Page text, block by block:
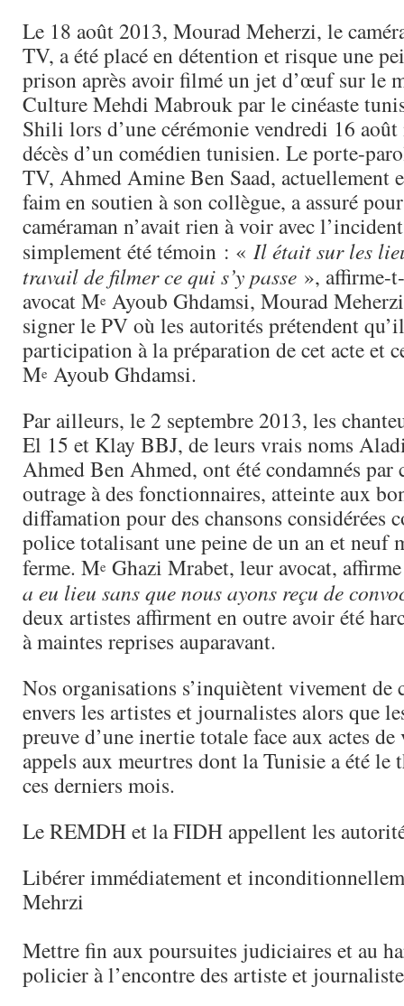
Le 18 août 2013, Mourad Meherzi, le
TV, a été placé en détention et risque une
prison après avoir filmé un jet d’œuf sur le
Culture Mehdi Mabrouk par le cinéaste
Shili lors d’une cérémonie vendredi 16
décès d’un comédien tunisien. Le porte-
TV, Ahmed Amine Ben Saad, actuellement
faim en soutien à son collègue, a assuré
caméraman n’avait rien à voir avec
simplement été témoin : « Il était sur les
travail de filmer ce qui s’y passe », affirme-
avocat Me Ayoub Ghdamsi, Mourad
signer le PV où les autorités prétendent
participation à la préparation de cet acte et
Me Ayoub Ghdamsi.
Par ailleurs, le 2 septembre 2013, les
El 15 et Klay BBJ, de leurs vrais noms
Ahmed Ben Ahmed, ont été condamnés par
outrage à des fonctionnaires, atteinte aux
diffamation pour des chansons considérées
police totalisant une peine de un an et neuf
ferme. Me Ghazi Mrabet, leur avocat,
a eu lieu sans que nous ayons reçu de
deux artistes affirment en outre avoir été
à maintes reprises auparavant.
Nos organisations s’inquiètent vivement de
envers les artistes et journalistes alors que
preuve d’une inertie totale face aux actes
appels aux meurtres dont la Tunisie a été le
ces derniers mois.
Le REMDH et la FIDH appellent les
Libérer immédiatement et
Mehrzi
Mettre fin aux poursuites judiciaires et au
policier à l’encontre des artiste et